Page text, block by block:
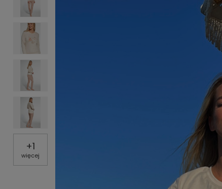
+1
więcej